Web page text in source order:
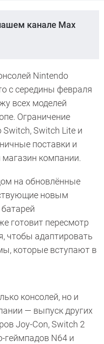
канале Max
Nintendo
с середины февраля
всех моделей
Ограничение
Switch Lite и
поставки и
компании.
на обновлённые
новым
готовит пересмотр
чтобы адаптировать
которые вступают в
консолей, но и
— выпуск других
Joy-Con, Switch 2
геймпадов N64 и